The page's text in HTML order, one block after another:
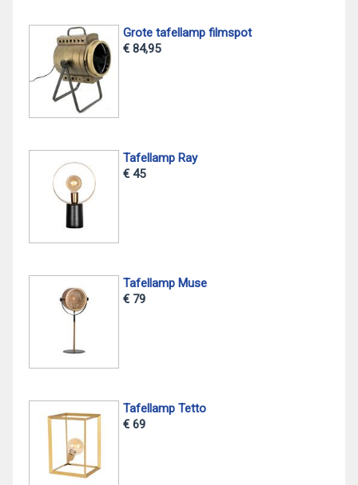
Grote tafellamp filmspot
€ 84,95
Tafellamp Ray
€ 45
Tafellamp Muse
€ 79
Tafellamp Tetto
€ 69